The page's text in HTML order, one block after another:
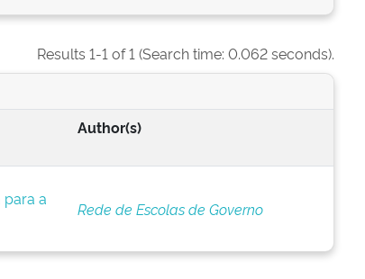
Results 1-1 of 1 (Search time: 0.062 seconds).
Author(s)
para a
Rede de Escolas de Governo